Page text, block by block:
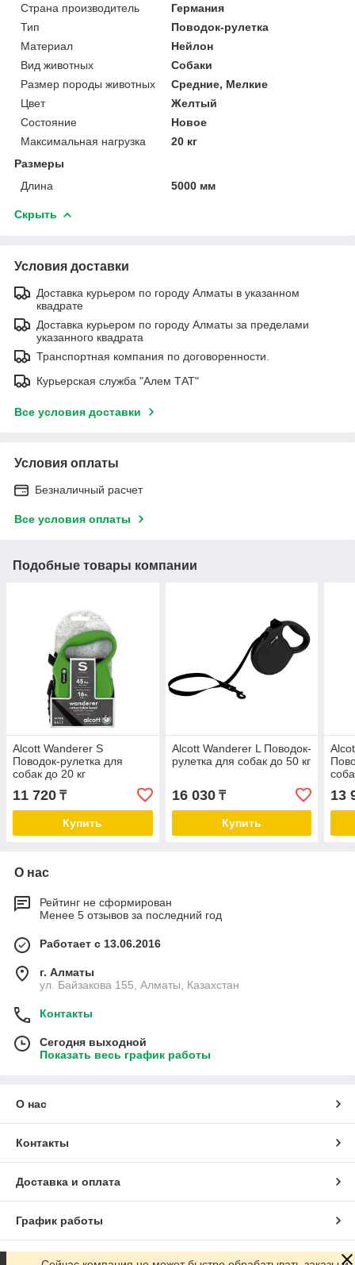
Страна производитель
Германия
Тип
Поводок-рулетка
Материал
Нейлон
Вид животных
Собаки
Размер породы животных
Средние, Мелкие
Цвет
Желтый
Состояние
Новое
Максимальная нагрузка
20 кг
Размеры
Длина
5000 мм
Скрыть
Условия доставки
Доставка курьером по городу Алматы в указанном
квадрате
Доставка курьером по городу Алматы за пределами
указанного квадрата
Транспортная компания по договоренности.
Курьерская служба "Алем ТАТ"
Все условия доставки
Условия оплаты
Безналичный расчет
Все условия оплаты
Подобные товары компании
Alcott Wanderer S
Поводок-рулетка для
собак до 20 кг
11 720 ₸
Купить
Alcott Wanderer L Поводок-
рулетка для собак до 50 кг
16 030₸
Купить
13
О нас
Рейтинг не сформирован
Менее 5 отзывов за последний год
Работает с 13.06.2016
г. Алматы
ул. Байзакова 155, Алматы, Казахстан
Контакты
Сегодня выходной
Показать весь график работы
О нас
Контакты
Доставка и оплата
График работы
Полная версия сайта